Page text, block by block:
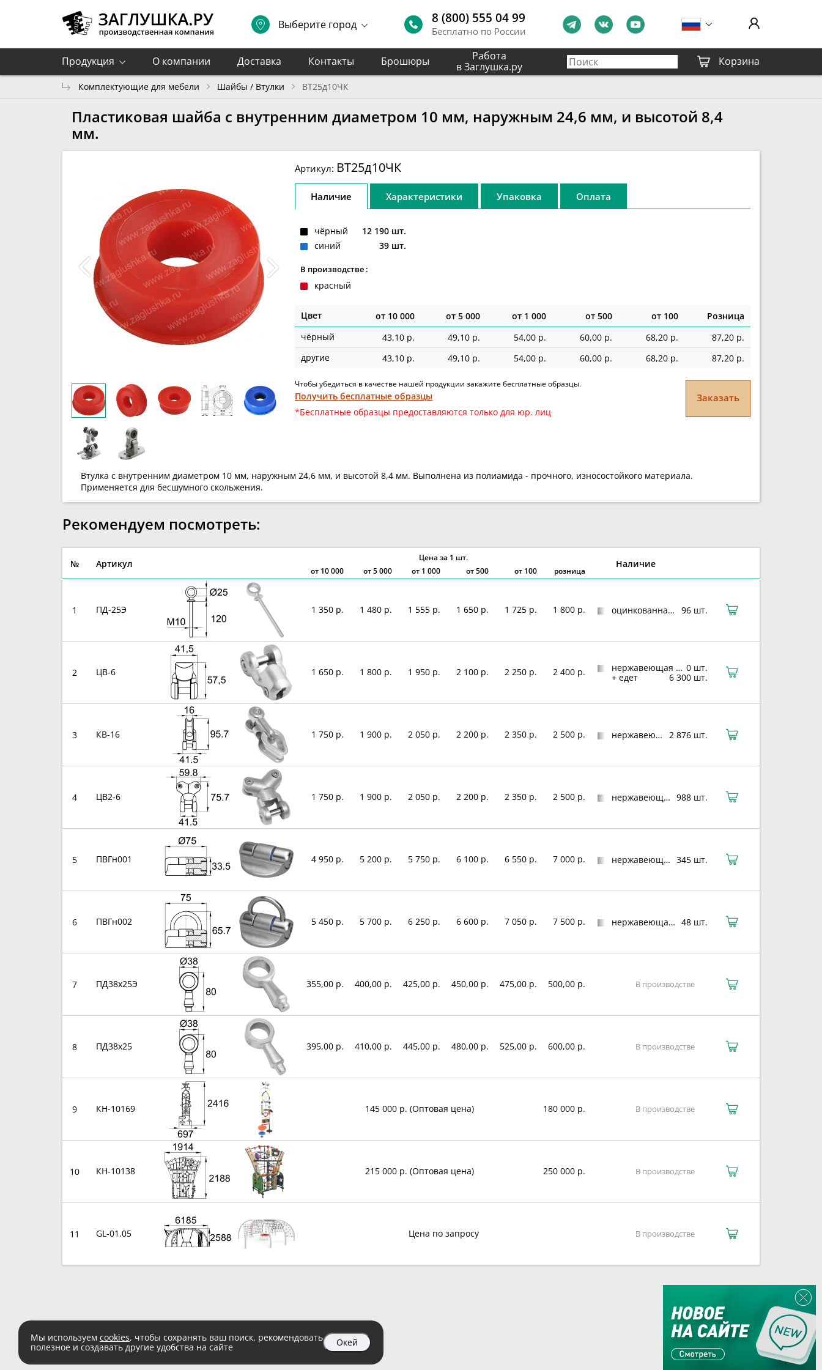
Выберите город 8 (800) 555 04 99
Бесплатно по России
Продукция О компании Доставка Контакты Брошюры
Работа
в Заглушка.ру
Корзина
Комплектующие для мебели Шайбы / Втулки ВТ25д10ЧК
Пластиковая шайба с внутренним диаметром 10 мм, наружным 24,6 мм, и высотой 8,4
мм.
Артикул: ВТ25д10ЧК
Наличие Характеристики Упаковка Оплата
чёрный
12 190 шт.
синий
39 шт.
В производстве :
красный
Цвет от 10 000 от 5 000 от 1 000 от 500 от 100
Розница
чёрный
43,10 р. 49,10 р. 54,00 р. 60,00 р. 68,20 р.
87,20 р.
другие
43,10 р. 49,10 р. 54,00 р. 60,00 р. 68,20 р. 87,20 р.
Чтобы убедиться в качестве нашей продукции закажите бесплатные образцы.
Получить бесплатные образцы
*Бесплатные образцы предоставляются только для юр. лиц
Заказать
Втулка с внутренним диаметром 10 мм, наружным 24,6 мм, и высотой 8,4 мм. Выполнена из полиамида - прочного, износостойкого материала.
Применяется для бесшумного скольжения.
Рекомендуем посмотреть:
№ Артикул
Цена за 1 шт.
Наличие
от 10 000 от5 000 от 1 000 от 500 от 100 розница
1 ПД-25Э 1 350 р. 1 480 р. 1 555 р. 1 650 р. 1 725 р. 1 800 р. оцинкованная сталь 96 шт.
2 ЦВ-6 1 650 р. 1 800 р. 1 950 р. 2 100 р. 2 250 р. 2 400 р. нержавеющая сталь
0 шт.
+ едет
6 300 шт.
3 КВ-16 1 750 р. 1 900 р. 2 050 р. 2 200 р. 2 350 р. 2 500 р. нержавеющая сталь 2 876 шт.
4 ЦВ2-6 1 750 р. 1 900 р. 2 050 р. 2 200 р. 2 350 р. 2 500 р. нержавеющая сталь 988 шт.
5 ПВГн001 4 950 р. 5 200 р. 5 750 р. 6 100 р. 6 550 р. 7 000 р. нержавеющая сталь 345 шт.
6 ПВГн002 5 450 р. 5 700 р. 6 250 р. 6 600 р. 7 050 р. 7 500 р. нержавеющая сталь 48 шт.
7 ПД38х25Э 355,00 р. 400,00 р. 425,00 р. 450,00 р. 475,00 р. 500,00 р. В производстве
8 ПД38х25 395,00 р. 410,00 р. 445,00 р. 480,00 р. 525,00 р. 600,00 р. В производстве
9 КН-10169 145 000 р. (Оптовая цена) 180 000 р. В производстве
10 КН-10138 215 000 р. (Оптовая цена) 250 000 р. В производстве
11 GL-01.05 Цена по запросу В производстве
Мы используем cookies, чтобы сохранять ваш поиск, рекомендовать
полезное и создавать другие удобства на сайте
Окей